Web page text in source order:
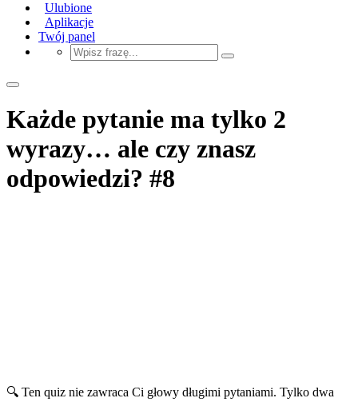
Ulubione
Aplikacje
Twój panel
Każde pytanie ma tylko 2
wyrazy… ale czy znasz
odpowiedzi? #8
🔍 Ten quiz nie zawraca Ci głowy długimi pytaniami. Tylko dwa